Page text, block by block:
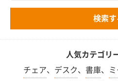
人気カテゴリ
チェア、 デスク、 書庫、